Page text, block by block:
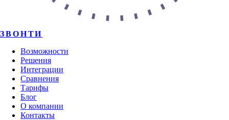
ЗВОНТИ
Возможности
Решения
Интеграции
Сравнения
Тарифы
Блог
О компании
Контакты